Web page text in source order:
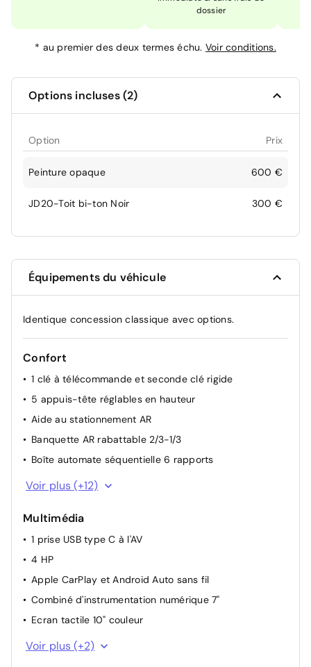
dossier
* au premier des deux termes échu. Voir conditions.
Options incluses (2)
Option Prix
Peinture opaque 600 €
JD20-Toit bi-ton Noir 300 €
Équipements du véhicule
Identique concession classique avec options.
Confort
1 clé à télécommande et seconde clé rigide
5 appuis-tête réglables en hauteur
Aide au stationnement AR
Banquette AR rabattable 2/3-1/3
Boîte automate séquentielle 6 rapports
Ciel de pavillon noir
Console centrale avec porte-gobelets, accoudoir
central et espace de rangement
Modes de conduite sélectionnables
Pare-soleils avec miroir de courtoisie côté passager
Peinture métallisée
Rétroviseurs extérieurs réglables électriquement
Siège passager AV réglable dans 4 positions
Voir plus (+12)
Multimédia
1 prise USB type C à l'AV
4 HP
Apple CarPlay et Android Auto sans fil
Combiné d'instrumentation numérique 7"
Ecran tactile 10" couleur
Fonction Bluetooth (appels et streaming audio)
Voir plus (+2)